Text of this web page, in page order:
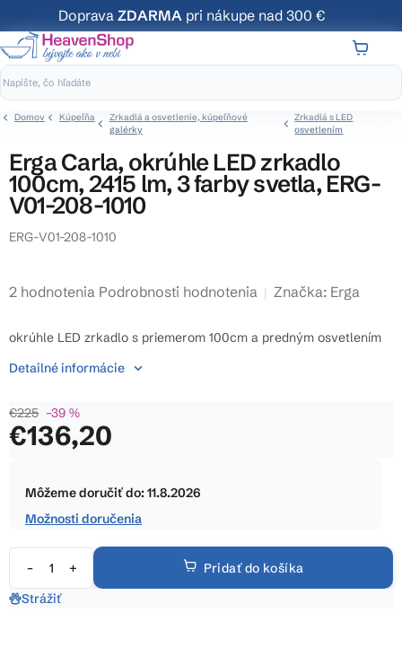
na
obsah
Doprava ZDARMA pri nákupe nad 300 €
Domov Kúpeľňa
Zrkadlá a osvetlenie, kúpeľňové
galérky
Zrkadlá s LED
osvetlením
Erga Carla, okrúhle LED zrkadlo
100cm, 2415 lm, 3 farby svetla, ERG-
V01-208-1010
ERG-V01-208-1010
Priemerné
produktu
5,0
5
hviezdičiek.
2 hodnotenia Podrobnosti hodnotenia Značka: Erga
€225 –39 %
€136,20
cena:
Môžeme doručiť do:11.8.2026
Možnosti doručenia
Pridať do košíka
okrúhle LED zrkadlo s priemerom 100cm a predným osvetlením
Detailné informácie
Strážiť